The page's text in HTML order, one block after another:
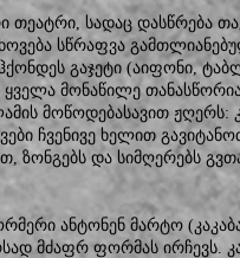
თეატრი, სადაც დასწრება
სწრაფვა
გაჯეტი (აიფონი,
მონაწილე
მოწოდებასავით ჟღერს:
ჩვენივე ხელით
ზონგებს და სიმღერებს
ანტონენ მარტო
მძაფრ ფორმას ირჩევს.